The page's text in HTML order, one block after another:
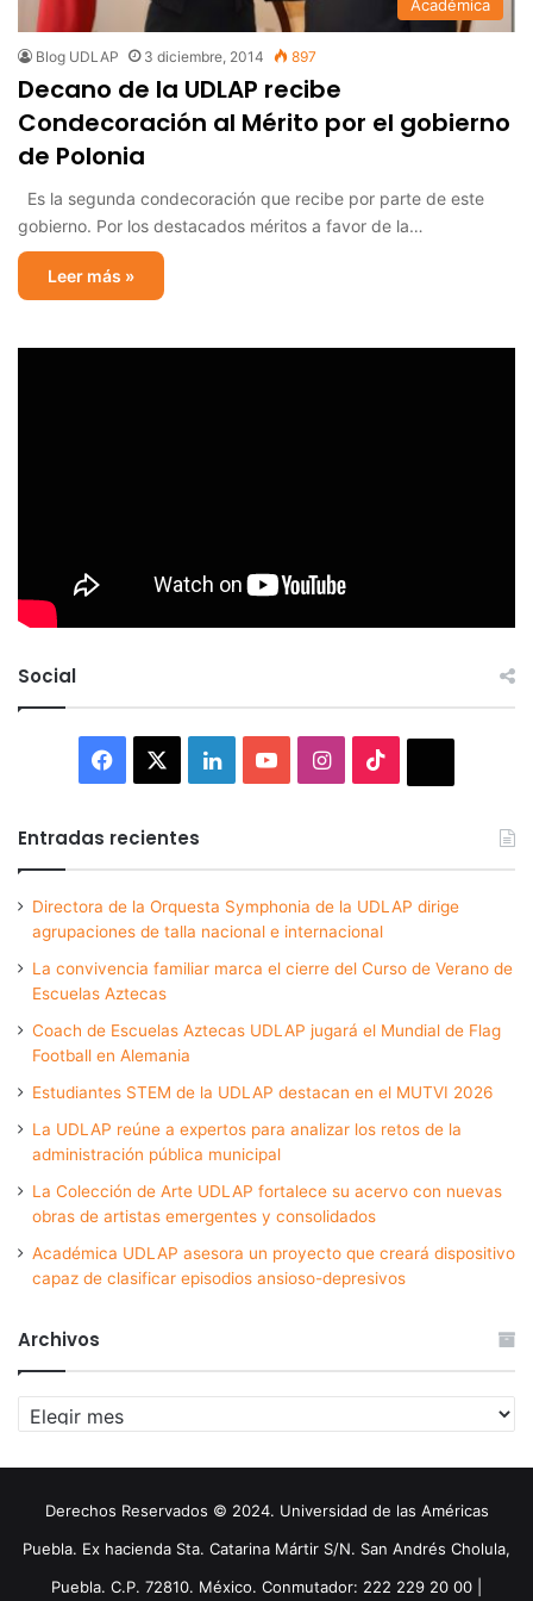
Académica
Blog UDLAP 3 diciembre, 2014 897
Decano de la UDLAP recibe
Condecoración al Mérito por el gobierno
de Polonia
Es la segunda condecoración que recibe por parte de este
gobierno. Por los destacados méritos a favor de la…
Leer más »
Social
Facebook LinkedInYouTubeInstagram
Entradas recientes
Directora de la Orquesta Symphonia de la UDLAP dirige
agrupaciones de talla nacional e internacional
La convivencia familiar marca el cierre del Curso de Verano de
Escuelas Aztecas
Coach de Escuelas Aztecas UDLAP jugará el Mundial de Flag
Football en Alemania
Estudiantes STEM de la UDLAP destacan en el MUTVI 2026
La UDLAP reúne a expertos para analizar los retos de la
administración pública municipal
La Colección de Arte UDLAP fortalece su acervo con nuevas
obras de artistas emergentes y consolidados
Académica UDLAP asesora un proyecto que creará dispositivo
capaz de clasificar episodios ansioso-depresivos
Archivos
Archivos
Derechos Reservados © 2024. Universidad de las Américas
Puebla. Ex hacienda Sta. Catarina Mártir S/N. San Andrés Cholula,
Puebla. C.P. 72810. México. Conmutador: 222 229 20 00 |